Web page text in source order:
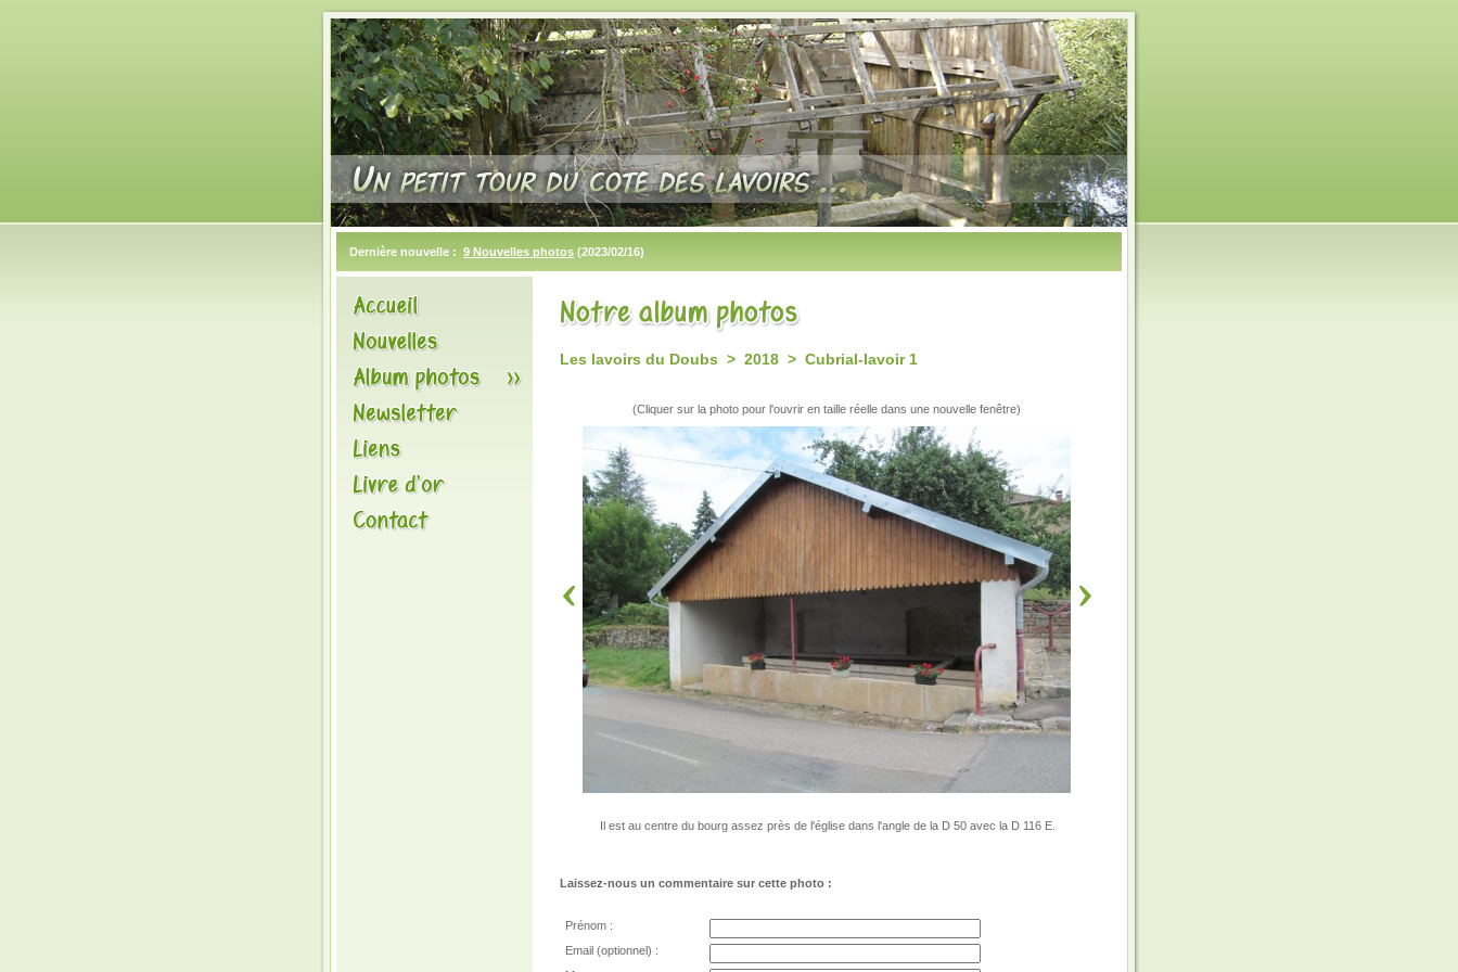
Dernière nouvelle : 9 Nouvelles photos (2023/02/16)
Les lavoirs du Doubs > 2018 > Cubrial-lavoir 1
(Cliquer sur la photo pour l'ouvrir en taille réelle dans une nouvelle fenêtre)
Il est au centre du bourg assez près de l'église dans l'angle de la D 50 avec la D 116 E.
Laissez-nous un commentaire sur cette photo :
Prénom :
Email (optionnel) :